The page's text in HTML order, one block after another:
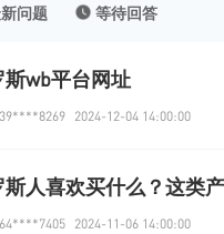
问题 等待回答
斯wb平台网址
2024-12-04 14:00:00
斯人喜欢买什么？这类
2024-11-06 14:00:00